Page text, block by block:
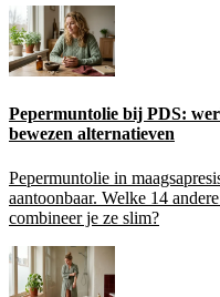
Pepermuntolie bij PDS:
bewezen alternatieven
Pepermuntolie in
aantoonbaar. Welke 14
combineer je ze slim?